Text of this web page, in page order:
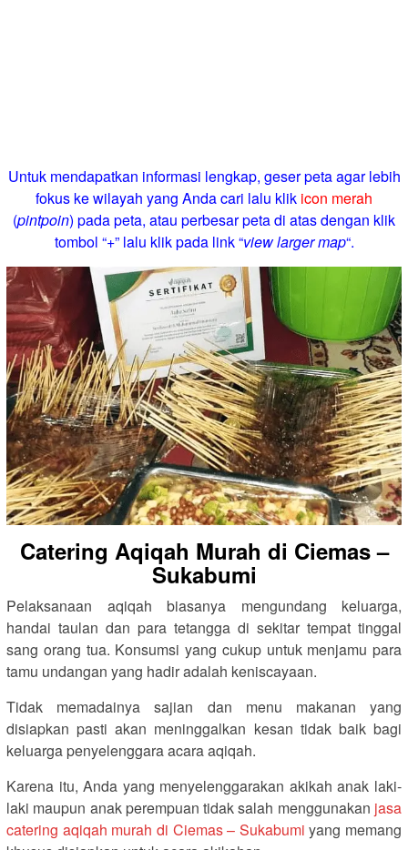
Untuk mendapatkan informasi lengkap, geser peta agar lebih
fokus ke wilayah yang Anda cari lalu klik icon merah
(pintpoin) pada peta, atau perbesar peta di atas dengan klik
tombol “+” lalu klik pada link “view larger map“.
Catering Aqiqah Murah di Ciemas –
Sukabumi
Pelaksanaan aqiqah biasanya mengundang keluarga,
handai taulan dan para tetangga di sekitar tempat tinggal
sang orang tua. Konsumsi yang cukup untuk menjamu para
tamu undangan yang hadir adalah keniscayaan.
Tidak memadainya sajian dan menu makanan yang
disiapkan pasti akan meninggalkan kesan tidak baik bagi
keluarga penyelenggara acara aqiqah.
Karena itu, Anda yang menyelenggarakan akikah anak laki-
laki maupun anak perempuan tidak salah menggunakan jasa
catering aqiqah murah di Ciemas – Sukabumi yang memang